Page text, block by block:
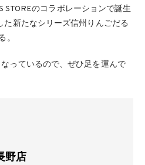
STOREのコラボレーションで誕⽣
た新たなシリーズ信州りんごだる
。
っているので、ぜひ足を運んで
野店